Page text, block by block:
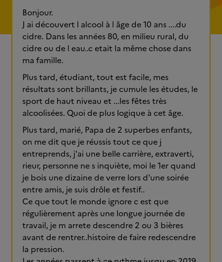
Bonjour.
J ai découvert l alcool à l âge de 10 ans ....du
cidre. Dans les années 80, en milieu rural, du
cidre ou de l eau..c etait la même chose dans
ma famille.
Plus tard, étudiant, tout est facile, mes
résultats sont brillants, je cumule les études, le
sport de haut niveau et ...les fêtes très
alcoolisées. Quoi de plus logique à cet âge.
Plus tard, marié, Papa de 2 superbes enfants,
on me dit que je réussis tout ce que j
entreprends, j'ai une belle carrière, extraverti,
rieur, personne ne s inquiète, moi le 1er quand
je bois une dizaine de verre lors d'une soirée
entre amis, je suis drôle et festif..
Ce que tout le monde ignore c est que
régulièrement après une longue journée de
travail, je m arrete descendre 2 ou 3 bières
avant de rentrer..histoire de faire redescendre
la pression.